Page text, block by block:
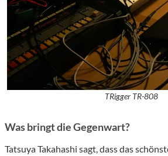
TRigger TR-808
Was bringt die Gegenwart?
Tatsuya Takahashi sagt, dass das